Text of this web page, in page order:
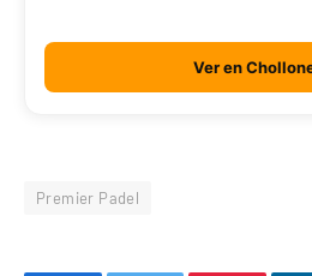
Ver en
Premier Padel